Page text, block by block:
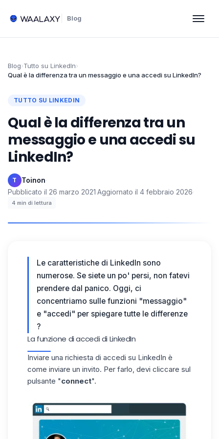
Blog
Blog›Tutto su LinkedIn›
Qual è la differenza tra un messaggio e una accedi su LinkedIn?
TUTTO SU LINKEDIN
Qual è la differenza tra un
messaggio e una accedi su
LinkedIn?
T Toinon·
Pubblicato il 26 marzo 2021·Aggiornato il 4 febbraio 2026·
4 min di lettura
Le caratteristiche di LinkedIn sono
numerose. Se siete un po' persi, non fatevi
prendere dal panico. Oggi, ci
concentriamo sulle funzioni "messaggio"
e "accedi" per spiegare tutte le differenze
?
La funzione di accedi di LinkedIn
Inviare una richiesta di accedi su LinkedIn è
come inviare un invito. Per farlo, devi cliccare sul
pulsante "connect".